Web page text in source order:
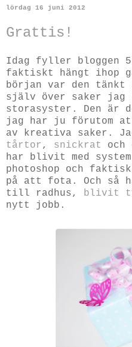
lördag 16 juni 2012
Grattis!
Idag fyller bloggen 5
faktiskt hängt ihop
början var den tänkt
själv över saker
storasyster. Den är
jag har ju förutom
av kreativa saker.
tårtor , snickrat
har blivit med
photoshop och
på att fota. Och så
till radhus,
blivit
nytt jobb.